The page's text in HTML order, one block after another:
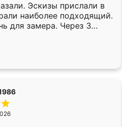
Эскизы прислали в
наиболее подходящий.
для замера. Через 3
уже готова. Остались
Спасибо Ренессанс
работу!